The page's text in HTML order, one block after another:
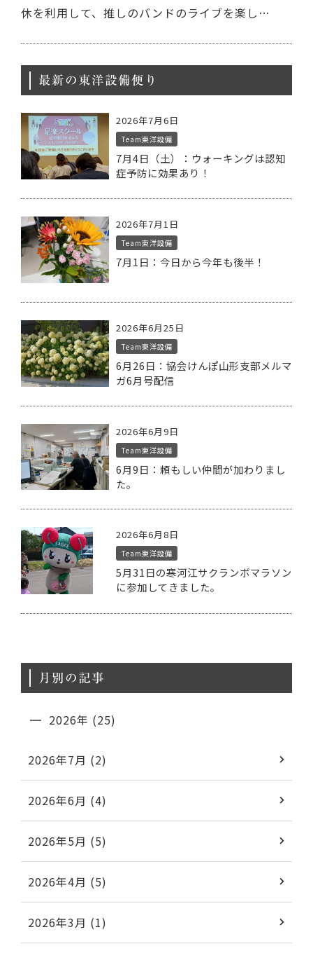
休を利用して、推しのバンドのライブを楽し…
最新の東洋設備便り
2026年7月6日
Team東洋設備
7月4日（土）：ウォーキングは認知
症予防に効果あり！
2026年7月1日
Team東洋設備
7月1日：今日から今年も後半！
2026年6月25日
Team東洋設備
6月26日：協会けんぽ山形支部メルマ
ガ6月号配信
2026年6月9日
Team東洋設備
6月9日：頼もしい仲間が加わりまし
た。
2026年6月8日
Team東洋設備
5月31日の寒河江サクランボマラソン
に参加してきました。
月別の記事
2026年 (25)
2026年7月 (2)
2026年6月 (4)
2026年5月 (5)
2026年4月 (5)
2026年3月 (1)